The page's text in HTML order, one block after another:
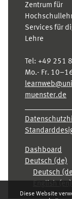
Diese Website
Zentrum für
Services für
Lehre
Tel: +49 251
Mo.- Fr.
muenster.de
Dashboard
Deutsch ‎(de)‎
Deutsch